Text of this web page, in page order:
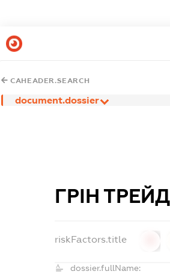
CAHEADER.SEARCH
document.dossier
ГРІН
riskFactors.title
dossier.fullName: